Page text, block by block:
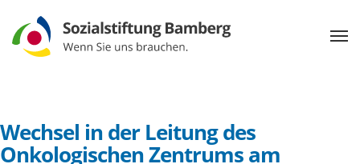
Wechsel in der Leitung des
Onkologischen Zentrums am